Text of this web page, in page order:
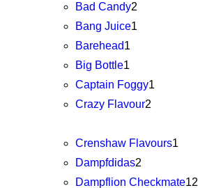
Bad Candy2
Bang Juice1
Barehead1
Big Bottle1
Captain Foggy1
Crazy Flavour2
Crenshaw Flavours1
Dampfdidas2
Dampflion Checkmate12